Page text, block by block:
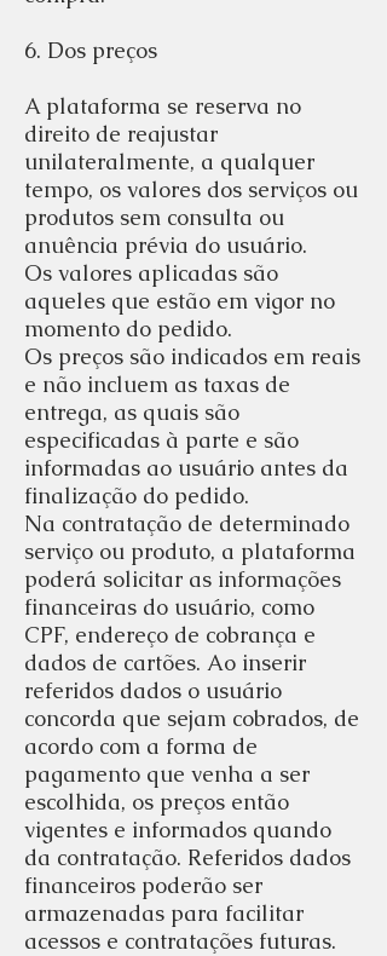
6. Dos preços
A plataforma se reserva no
direito de reajustar
unilateralmente, a qualquer
tempo, os valores dos serviços ou
produtos sem consulta ou
anuência prévia do usuário.
Os valores aplicadas são
aqueles que estão em vigor no
momento do pedido.
Os preços são indicados em reais
e não incluem as taxas de
entrega, as quais são
especificadas à parte e são
informadas ao usuário antes da
finalização do pedido.
Na contratação de determinado
serviço ou produto, a plataforma
poderá solicitar as informações
financeiras do usuário, como
CPF, endereço de cobrança e
dados de cartões. Ao inserir
referidos dados o usuário
concorda que sejam cobrados, de
acordo com a forma de
pagamento que venha a ser
escolhida, os preços então
vigentes e informados quando
da contratação. Referidos dados
financeiros poderão ser
armazenadas para facilitar
acessos e contratações futuras.